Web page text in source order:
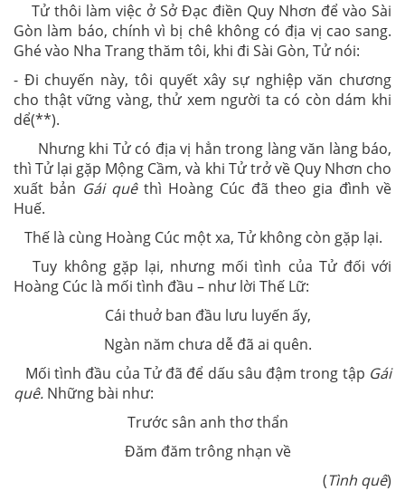
Tử thôi làm việc ở Sở Đạc điền Quy Nhơn để vào Sài
Gòn làm báo, chính vì bị chê không có địa vị cao sang.
Ghé vào Nha Trang thăm tôi, khi đi Sài Gòn, Tử nói:
- Đi chuyến này, tôi quyết xây sự nghiệp văn chương
cho thật vững vàng, thử xem người ta có còn dám khi
dể(**).
Nhưng khi Tử có địa vị hẳn trong làng văn làng báo,
thì Tử lại gặp Mộng Cầm, và khi Tử trở về Quy Nhơn cho
xuất bản Gái quê thì Hoàng Cúc đã theo gia đình về
Huế.
Thế là cùng Hoàng Cúc một xa, Tử không còn gặp lại.
Tuy không gặp lại, nhưng mối tình của Tử đối với
Hoàng Cúc là mối tình đầu – như lời Thế Lữ:
Cái thuở ban đầu lưu luyến ấy,
Ngàn năm chưa dễ đã ai quên.
Mối tình đầu của Tử đã để dấu sâu đậm trong tập Gái
quê. Những bài như:
Trước sân anh thơ thẩn
Đăm đăm trông nhạn về
(Tình quê)